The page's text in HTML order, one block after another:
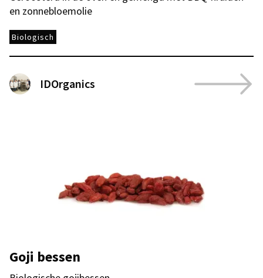
en zonnebloemolie
Biologisch
IDOrganics
Goji bessen